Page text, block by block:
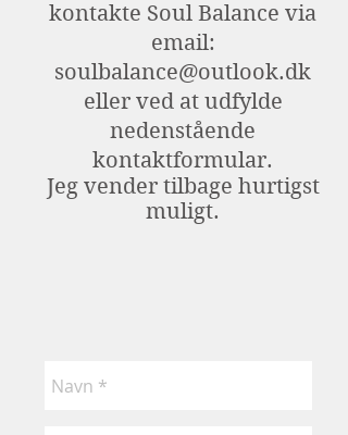
kontakte Soul Balance via
email:
soulbalance@outlook.dk
eller ved at udfylde
nedenstående
kontaktformular.
Jeg vender tilbage hurtigst
muligt.